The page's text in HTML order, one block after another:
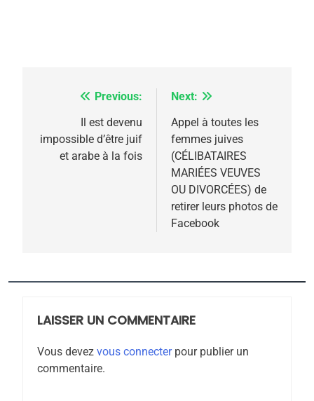
Navigation
l’article
Previous:
Il est devenu
impossible d’être juif
et arabe à la fois
Next:
Appel à toutes les
femmes juives
(CÉLIBATAIRES
MARIÉES VEUVES
OU DIVORCÉES) de
retirer leurs photos de
Facebook
LAISSER UN COMMENTAIRE
Vous devez vous connecterpour publier un
commentaire.
2025, l’année la plus
rapport d’ADL contre
FRANCE ISRAÉL
6